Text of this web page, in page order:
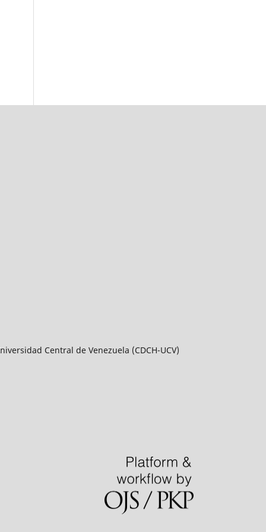
Central de Venezuela (CDCH-UCV)